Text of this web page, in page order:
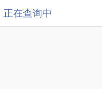
正在查询中